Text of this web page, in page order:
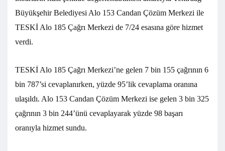
Büyükşehir Belediyesi Alo 153 Candan Çözüm Merkezi ile
TESKİ Alo 185 Çağrı Merkezi de 7/24 esasına göre hizmet
verdi.
TESKİ Alo 185 Çağrı Merkezi’ne gelen 7 bin 155 çağrının 6
bin 787’si cevaplanırken, yüzde 95’lik cevaplama oranına
ulaşıldı. Alo 153 Candan Çözüm Merkezi ise gelen 3 bin 325
çağrının 3 bin 244’ünü cevaplayarak yüzde 98 başarı
oranıyla hizmet sundu.